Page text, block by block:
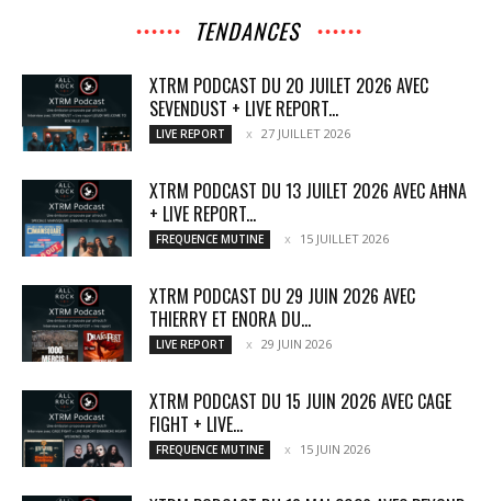
TENDANCES
XTRM PODCAST DU 20 JUILET 2026 AVEC
SEVENDUST + LIVE REPORT...
LIVE REPORT 27 JUILLET 2026
XTRM PODCAST DU 13 JUILET 2026 AVEC AĦNA
+ LIVE REPORT...
FREQUENCE MUTINE 15 JUILLET 2026
XTRM PODCAST DU 29 JUIN 2026 AVEC
THIERRY ET ENORA DU...
LIVE REPORT 29 JUIN 2026
XTRM PODCAST DU 15 JUIN 2026 AVEC CAGE
FIGHT + LIVE...
FREQUENCE MUTINE 15 JUIN 2026